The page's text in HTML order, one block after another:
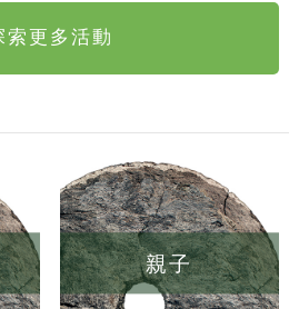
索更多活動
親子